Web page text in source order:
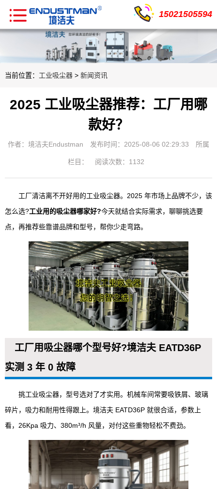
15021505594
当前位置： 工业吸尘器 > 新闻资讯
2025 工业吸尘器推荐：工厂用哪
款好？
作者：境洁夫Endustman 发布时间：2025-08-06 02:29:33 所属
栏目： 阅读次数：1132
工厂清洁离不开好用的工业吸尘器。2025 年市场上品牌不少，该
怎么选?工业用的吸尘器哪家好?今天就结合实际需求，聊聊挑选要
点，再推荐些靠谱品牌和型号，帮你少走弯路。
工厂用吸尘器哪个型号好?境洁夫 EATD36P
实测 3 年 0 故障
挑工业吸尘器，型号选对了才实用。机械车间常要吸铁屑、玻璃
碎片，吸力和耐用性得跟上。境洁夫 EATD36P 就很合适，参数上
看，26Kpa 吸力、380m³/h 风量，对付这些重物轻松不费劲。